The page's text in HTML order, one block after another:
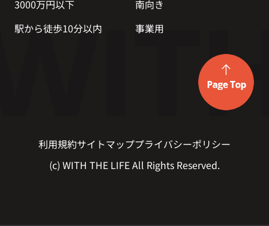
3000万円以下
南向き
駅から徒歩10分以内
事業用
利用規約サイトマッププライバシーポリシー
(c) WITH THE LIFE All Rights Reserved.